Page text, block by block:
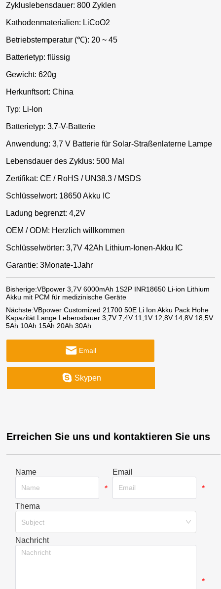
Zykluslebensdauer: 800 Zyklen
Kathodenmaterialien: LiCoO2
Betriebstemperatur (℃): 20 ~ 45
Batterietyp: flüssig
Gewicht: 620g
Herkunftsort: China
Typ: Li-Ion
Batterietyp: 3,7-V-Batterie
Anwendung: 3,7 V Batterie für Solar-Straßenlaterne Lampe
Lebensdauer des Zyklus: 500 Mal
Zertifikat: CE / RoHS / UN38.3 / MSDS
Schlüsselwort: 18650 Akku IC
Ladung begrenzt: 4,2V
OEM / ODM: Herzlich willkommen
Schlüsselwörter: 3,7V 42Ah Lithium-Ionen-Akku IC
Garantie: 3Monate-1Jahr
Bisherige:VBpower 3,7V 6000mAh 1S2P INR18650 Li-ion Lithium
Akku mit PCM für medizinische Geräte
Nächste:VBpower Customized 21700 50E Li Ion Akku Pack Hohe
Kapazität Lange Lebensdauer 3,7V 7,4V 11,1V 12,8V 14,8V 18,5V
5Ah 10Ah 15Ah 20Ah 30Ah
Email
Skypen
Erreichen Sie uns und kontaktieren Sie uns
Name
*
Email
*
Thema
Subject
Nachricht
*